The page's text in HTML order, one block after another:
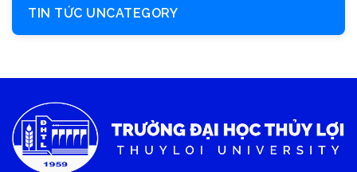
TIN TỨC UNCATEGORY